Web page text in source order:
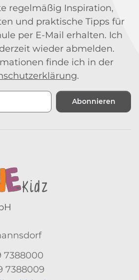
regelmäßig Inspiration,
und praktische Tipps für
per E-Mail erhalten. Ich
wieder abmelden.
finde ich in der
.
Abonnieren
7388000
7388009